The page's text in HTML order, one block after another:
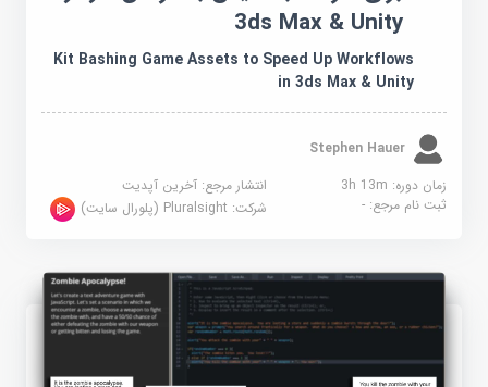
3ds Max & Unity
Kit Bashing Game Assets to Speed Up Workflows
in 3ds Max & Unity
Stephen Hauer
زمان دوره: 3h 13m
انتشار مرجع:آخرین آپدیت
ثبت نام مرجع:- شرکت:Pluralsight (پلورال سایت)